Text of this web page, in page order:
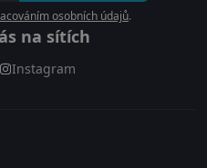
osobních údajů.
na sítích
Instagram